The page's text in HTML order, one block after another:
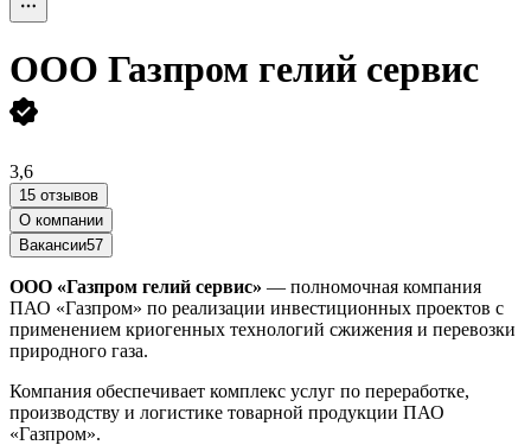
ООО Газпром гелий сервис
3,6
15 отзывов
О компании
Вакансии57
ООО «Газпром гелий сервис» — полномочная компания
ПАО «Газпром» по реализации инвестиционных проектов с
применением криогенных технологий сжижения и перевозки
природного газа.
Компания обеспечивает комплекс услуг по переработке,
производству и логистике товарной продукции ПАО
«Газпром».